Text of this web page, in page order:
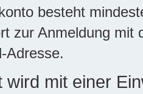
besteht
zur Anmeldung mit
Adresse.
wird mit einer